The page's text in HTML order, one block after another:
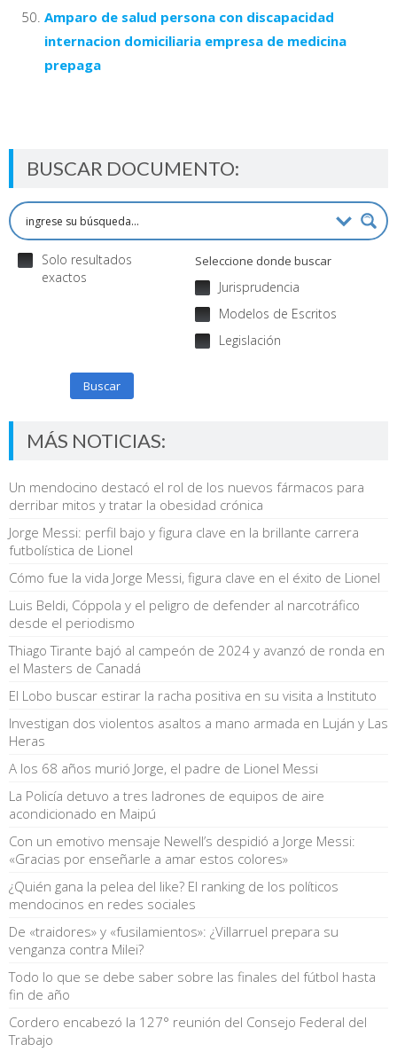
Amparo de salud persona con discapacidad
internacion domiciliaria empresa de medicina
prepaga
BUSCAR DOCUMENTO:
Solo resultados
exactos
Seleccione donde buscar
Jurisprudencia
Modelos de Escritos
Legislación
Buscar
MÁS NOTICIAS:
Un mendocino destacó el rol de los nuevos fármacos para
derribar mitos y tratar la obesidad crónica
Jorge Messi: perfil bajo y figura clave en la brillante carrera
futbolística de Lionel
Cómo fue la vida Jorge Messi, figura clave en el éxito de Lionel
Luis Beldi, Cóppola y el peligro de defender al narcotráfico
desde el periodismo
Thiago Tirante bajó al campeón de 2024 y avanzó de ronda en
el Masters de Canadá
El Lobo buscar estirar la racha positiva en su visita a Instituto
Investigan dos violentos asaltos a mano armada en Luján y Las
Heras
A los 68 años murió Jorge, el padre de Lionel Messi
La Policía detuvo a tres ladrones de equipos de aire
acondicionado en Maipú
Con un emotivo mensaje Newell’s despidió a Jorge Messi:
«Gracias por enseñarle a amar estos colores»
¿Quién gana la pelea del like? El ranking de los políticos
mendocinos en redes sociales
De «traidores» y «fusilamientos»: ¿Villarruel prepara su
venganza contra Milei?
Todo lo que se debe saber sobre las finales del fútbol hasta
fin de año
Cordero encabezó la 127° reunión del Consejo Federal del
Trabajo